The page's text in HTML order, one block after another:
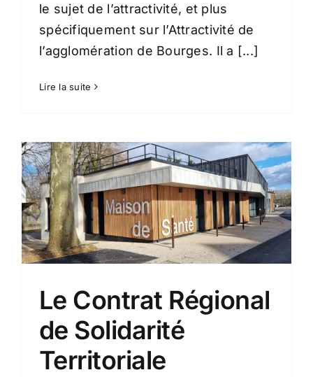
le sujet de l’attractivité, et plus
spécifiquement sur l’Attractivité de
l’agglomération de Bourges. Il a [...]
Lire la suite
Le Contrat Régional
de Solidarité
Territoriale